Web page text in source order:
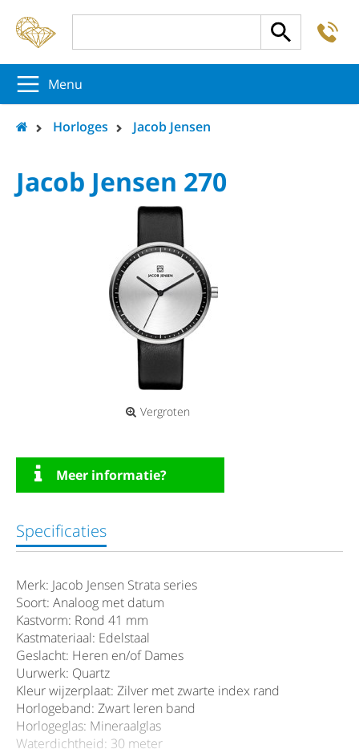
Menu
Horloges Jacob Jensen
Jacob Jensen 270
Vergroten
Meer informatie?
Specificaties
Merk: Jacob Jensen Strata series
Soort: Analoog met datum
Kastvorm: Rond 41 mm
Kastmateriaal: Edelstaal
Geslacht: Heren en/of Dames
Uurwerk: Quartz
Kleur wijzerplaat: Zilver met zwarte index rand
Horlogeband: Zwart leren band
Horlogeglas: Mineraalglas
Waterdichtheid: 30 meter